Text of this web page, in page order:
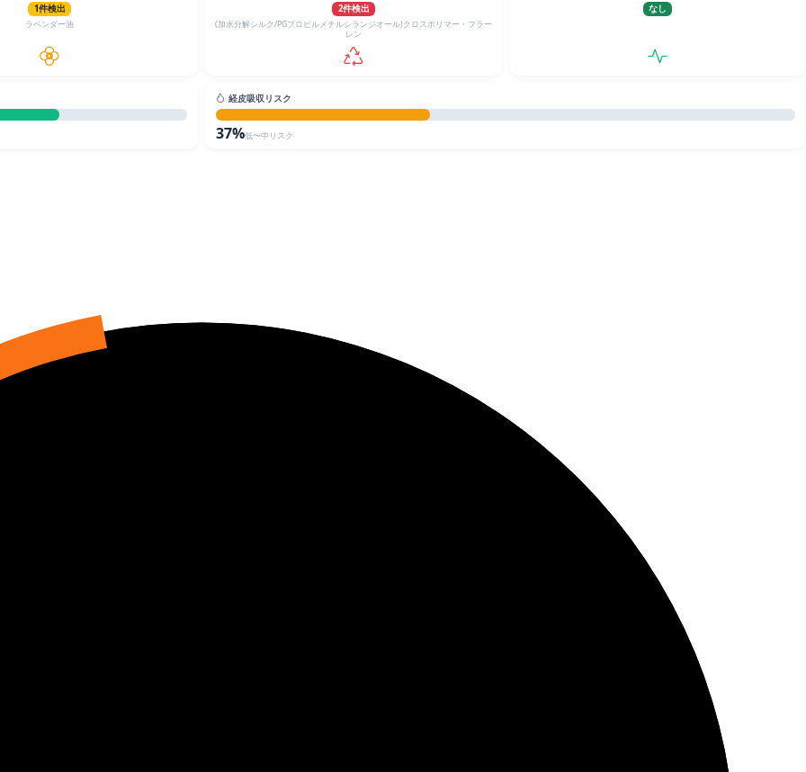
1件検出
ラベンダー油
2件検出
(加水分解シルク/PGプロピルメチルシランジオール)クロスポリマー・フラー
レン
なし
経皮吸収リスク
37%低〜中リスク